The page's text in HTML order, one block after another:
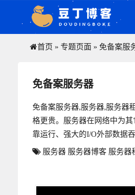
首页 » 专题页面 » 免备案服
免备案服务器
免备案服务器,服务器,服务器
格更贵。服务器在网络中为
靠运行、强大的I/O外部数据
服务器 服务器博客 服务器